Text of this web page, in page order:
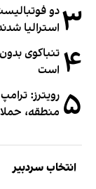
۳ استرالیا
۴ تنباکوی
است
۵ رویترز:
منطقه،
انتخاب سردبیر